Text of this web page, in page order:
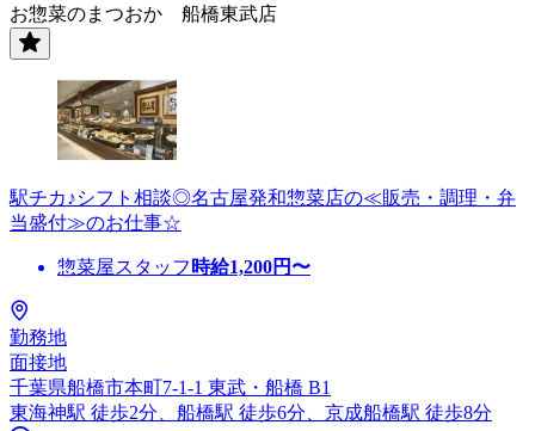
お惣菜のまつおか 船橋東武店
駅チカ♪シフト相談◎名古屋発和惣菜店の≪販売・調理・弁
当盛付≫のお仕事☆
惣菜屋スタッフ 時給1,200円〜
勤務地
面接地
千葉県船橋市本町7-1-1 東武・船橋 B1
東海神駅 徒歩2分、船橋駅 徒歩6分、京成船橋駅 徒歩8分